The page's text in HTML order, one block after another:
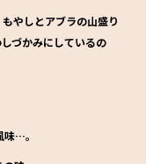
やしとアブラの山盛り
づかみにしているの
…。